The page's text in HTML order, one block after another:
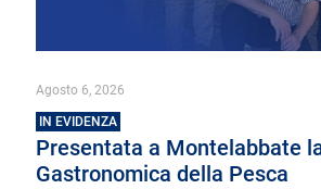
Agosto 6, 2026
IN EVIDENZA
Presentata a Montelabbate
Gastronomica della Pesca